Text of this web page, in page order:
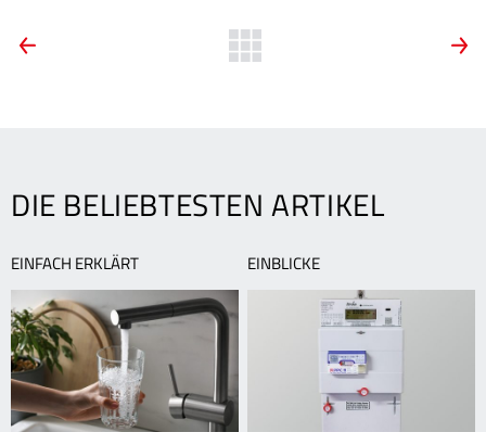
ARTIKEL-
Zurück
zur
DIE BELIEBTESTEN ARTIKEL
EINFACH ERKLÄRT EINBLICKE